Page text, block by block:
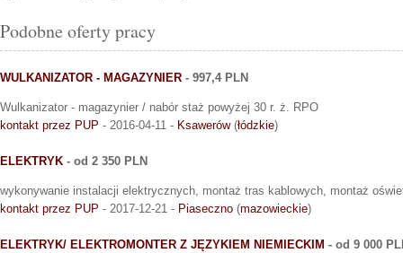
Podobne oferty pracy
WULKANIZATOR - MAGAZYNIER - 997,4 PLN
Wulkanizator - magazynier / nabór staż powyżej 30 r. ż. RPO
kontakt przez PUP - 2016-04-11 - Ksawerów(łódzkie)
ELEKTRYK - od 2 350 PLN
wykonywanie instalacji elektrycznych, montaż tras kablowych, montaż
kontakt przez PUP - 2017-12-21 - Piaseczno (mazowieckie)
ELEKTRYK/ ELEKTROMONTER Z JĘZYKIEM NIEMIECKIM - od 9 000